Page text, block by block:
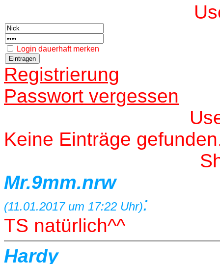
Login dauerhaft merken
Registrierung
Passwort vergessen
Keine Einträge
S
Mr.9mm.nrw
(11.01.2017 um 17:22 Uhr):
TS natürlich^^
Hardy